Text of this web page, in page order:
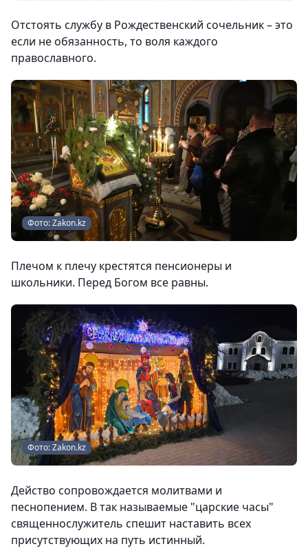
Отстоять службу в Рождественский сочельник – это
если не обязанность, то воля каждого
православного.
Фото: Zakon.kz
Плечом к плечу крестятся пенсионеры и
школьники. Перед Богом все равны.
Фото: Zakon.kz
Действо сопровождается молитвами и
песнопением. В так называемые "царские часы"
священнослужитель спешит наставить всех
присутствующих на путь истинный.